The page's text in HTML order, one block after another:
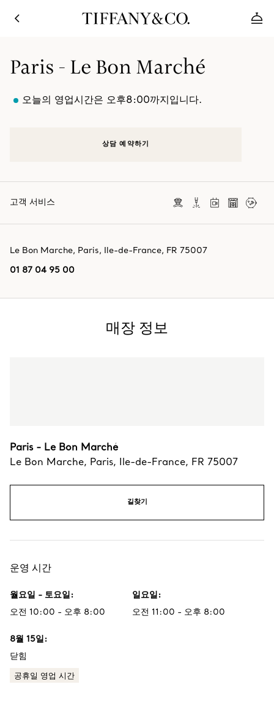
Paris - Le Bon Marché
오늘의 영업시간은 오후8:00까지입니다.
상담 예약하기
고객 서비스
Le Bon Marche, Paris, Ile-de-France, FR 75007
01 87 04 95 00
매장 정보
Paris - Le Bon Marché
Le Bon Marche, Paris, Ile-de-France, FR 75007
길찾기
운영 시간
월요일 - 토요일:
오전 10:00 - 오후 8:00
일요일:
오전 11:00 - 오후 8:00
8월 15일:
닫힘
공휴일 영업 시간